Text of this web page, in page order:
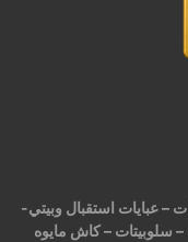
– عبايات استقبال وبيتي-
سلوبيتات – كاش مايوه